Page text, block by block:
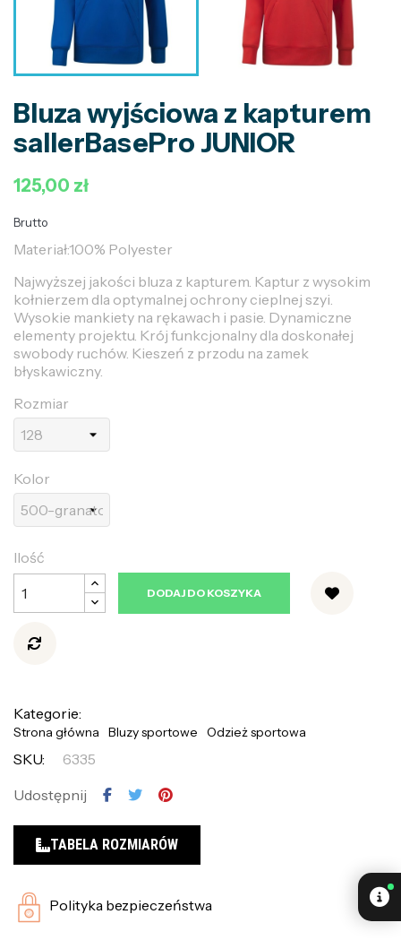
Bluza wyjściowa z kapturem
sallerBasePro JUNIOR
125,00 zł
Brutto
Materiał:100% Polyester
Najwyższej jakości bluza z kapturem. Kaptur z wysokim
kołnierzem dla optymalnej ochrony cieplnej szyi.
Wysokie mankiety na rękawach i pasie. Dynamiczne
elementy projektu. Krój funkcjonalny dla doskonałej
swobody ruchów. Kieszeń z przodu na zamek
błyskawiczny.
Rozmiar
Kolor
Ilość
DODAJ DO KOSZYKA
Kategorie:
Strona główna Bluzy sportowe Odzież sportowa
SKU:
6335
Udostępnij
TABELA ROZMIARÓW
Polityka bezpieczeństwa